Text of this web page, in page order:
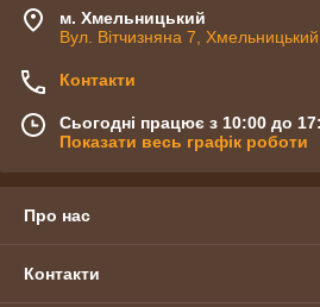
м. Хмельницький
Вул. Вітчизняна 7,
Контакти
Сьогодні працює з 10:00 до
Показати весь графік роботи
Про нас
Контакти